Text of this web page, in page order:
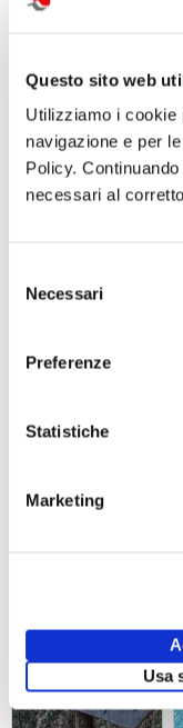
Questo sito web
Utilizziamo i cookie
navigazione e per
Policy.
necessari al
delNecessari
Preferenze
Statistiche
Marketing
Usa
Portici_9.jpg
di Redazione Cralt
09 Dicembre 2023
attività